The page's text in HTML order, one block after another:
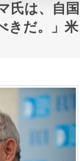
氏は、自国
きだ。」米